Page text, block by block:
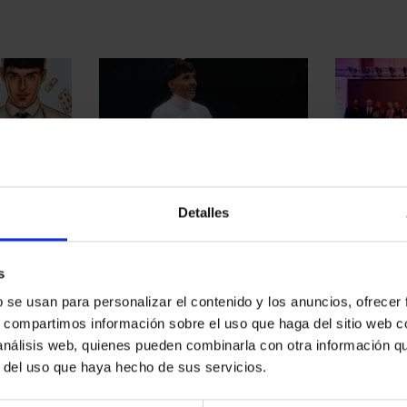
Detalles
usan para personalizar el contenido y los anuncios, ofrecer
información sobre el uso que haga del sitio web
web, quienes pueden combinarla con otra información
uso que haya hecho de sus servicios.
de
la caja
EL MAGO POP LIDERA UNA
BARCELONA Y EL MUNDO
acompañado de grandes estrellas
e invitados especiales, presentó
un acto en el...
EL
el Gran
acogió la
reconocer